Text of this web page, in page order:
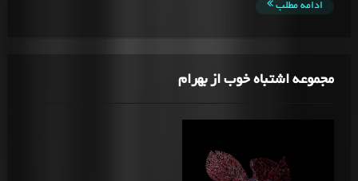
ادامه مطلب
مجموعه اشتباه خوب از بهرام